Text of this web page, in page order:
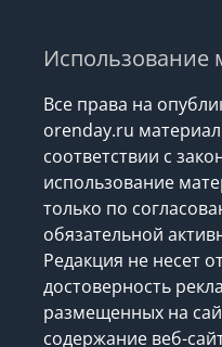
Использование
Все права на
orenday.ru
соответствии с
использование
только по
обязательной
Редакция не несет
достоверность
размещенных на
содержание веб-